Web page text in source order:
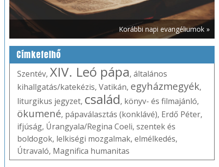
Korábbi napi evangéliumok »
Címkefelhő
Szentév, XIV. Leó pápa, általános
kihallgatás/katekézis, Vatikán, egyházmegyék,
liturgikus jegyzet, család, könyv- és filmajánló,
ökumené, pápaválasztás (konklávé), Erdő Péter,
ifjúság, Úrangyala/Regina Coeli, szentek és
boldogok, lelkiségi mozgalmak, elmélkedés,
Útravaló, Magnifica humanitas